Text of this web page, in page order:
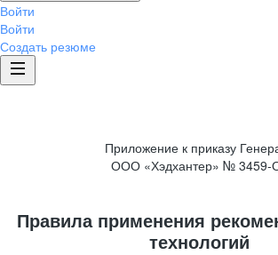
Войти
Войти
Создать резюме
Приложение к приказу
ООО «Хэдхантер» № 3459-
Правила применения
технологий